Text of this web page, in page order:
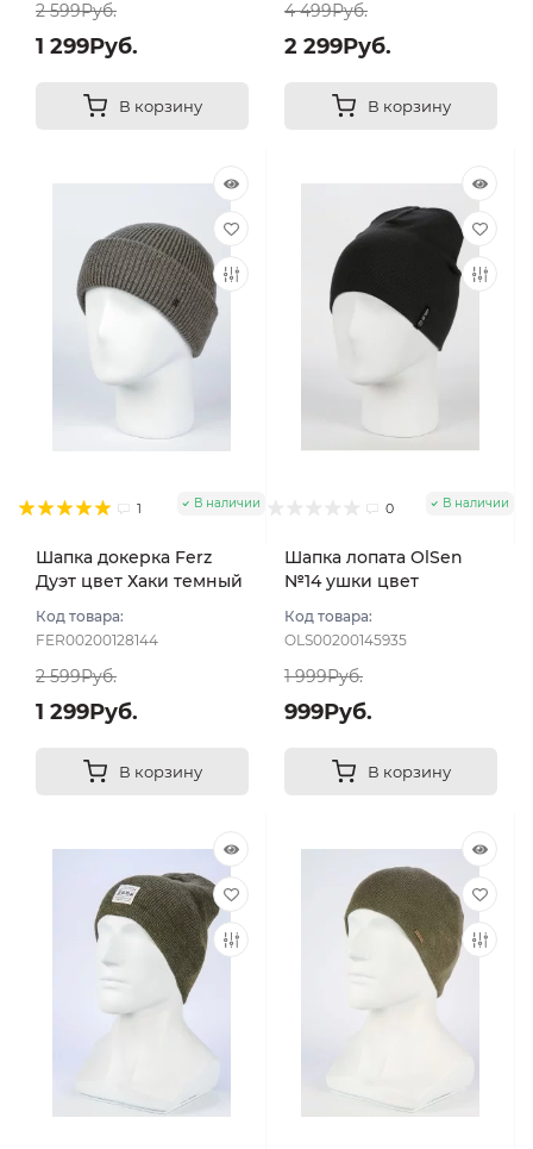
2 599Руб.
1 299Руб.
В корзину
4 499Руб.
2 299Руб.
В корзину
1 В наличии
Шапка докерка Ferz
Дуэт цвет Хаки темный
Код товара:
FER00200128144
2 599Руб.
1 299Руб.
В корзину
0 В наличии
Шапка лопата OlSen
№14 ушки цвет
Код товара:
OLS00200145935
1 999Руб.
999Руб.
В корзину